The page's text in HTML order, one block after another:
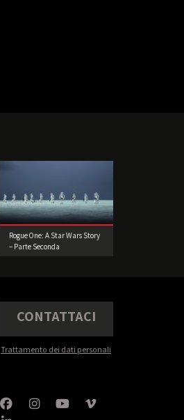
Rogue One: A Star Wars Story
– Parte Seconda
CONTATTACI
Trattamento dei dati personali